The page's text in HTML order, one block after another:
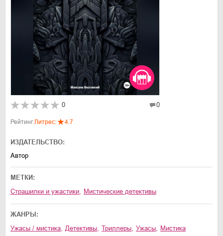
0 0
РейтингЛитрес: 4.7
ИЗДАТЕЛЬСТВО:
Автор
МЕТКИ:
Страшилки и ужастики
Мистические детективы
ЖАНРЫ:
ужасы / мистика
детективы триллеры ужасы мистика